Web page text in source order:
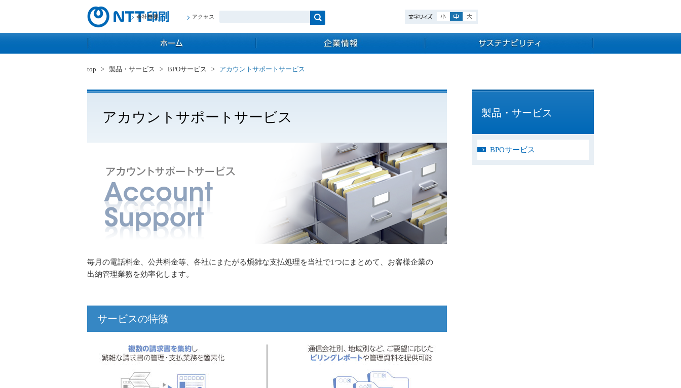
会社概要 アクセス 小 中
top > 製品・サービス > BPOサービス > アカウントサポートサービス
アカウントサポートサービス
毎月の電話料金、公共料金等、各社にまたがる煩雑な支払処理を当社で1つにまとめて、お客様企業の
出納管理業務を効率化します。
サービスの特徴
製品・サービス
BPOサービス